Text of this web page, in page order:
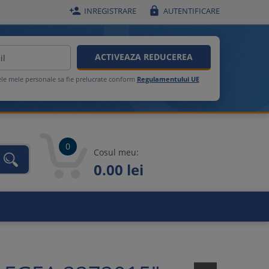
 INREGISTRARE  AUTENTIFICARE
ACTIVEAZA REDUCEREA
mele personale sa fie prelucrate conform Regulamentului UE
0
Cosul meu:
0.00 lei